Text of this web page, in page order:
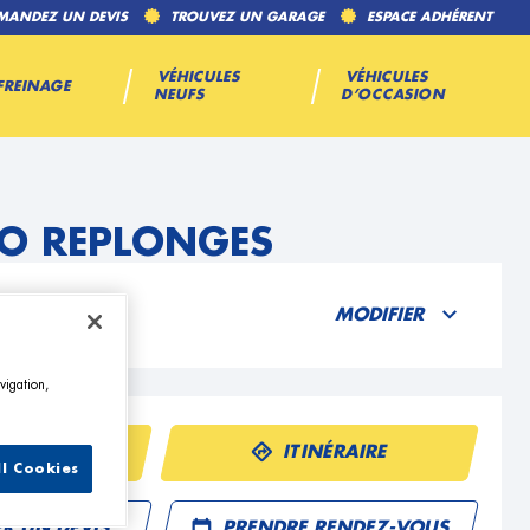
UN DEVIS TROUVEZ UN GARAGE ESPACE ADHÉRENT
VÉHICULES
NEUFS
VÉHICULES
D’OCCASION
REPLONGES
MODIFIER
ITINÉRAIRE
Cookies